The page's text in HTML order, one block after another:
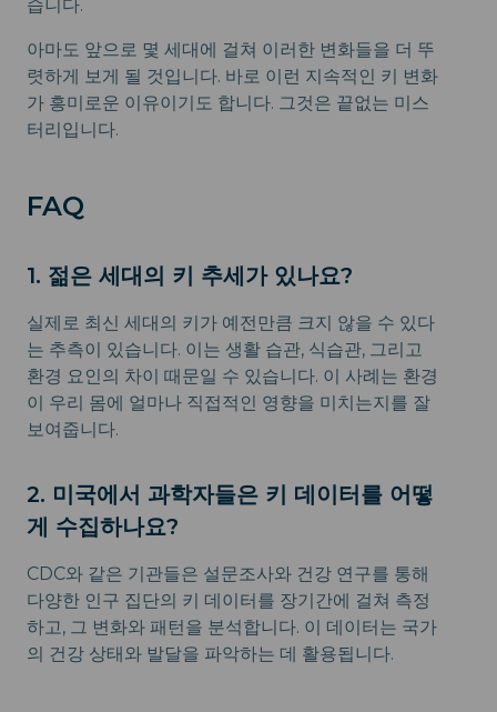
습니다.
아마도 앞으로 몇 세대에 걸쳐 이러한 변화들을 더 뚜
렷하게 보게 될 것입니다. 바로 이런 지속적인 키 변화
가 흥미로운 이유이기도 합니다. 그것은 끝없는 미스
터리입니다.
FAQ
1. 젊은 세대의 키 추세가 있나요?
실제로 최신 세대의 키가 예전만큼 크지 않을 수 있다
는 추측이 있습니다. 이는 생활 습관, 식습관, 그리고
환경 요인의 차이 때문일 수 있습니다. 이 사례는 환경
이 우리 몸에 얼마나 직접적인 영향을 미치는지를 잘
보여줍니다.
2. 미국에서 과학자들은 키 데이터를 어떻
게 수집하나요?
CDC와 같은 기관들은 설문조사와 건강 연구를 통해
다양한 인구 집단의 키 데이터를 장기간에 걸쳐 측정
하고, 그 변화와 패턴을 분석합니다. 이 데이터는 국가
의 건강 상태와 발달을 파악하는 데 활용됩니다.